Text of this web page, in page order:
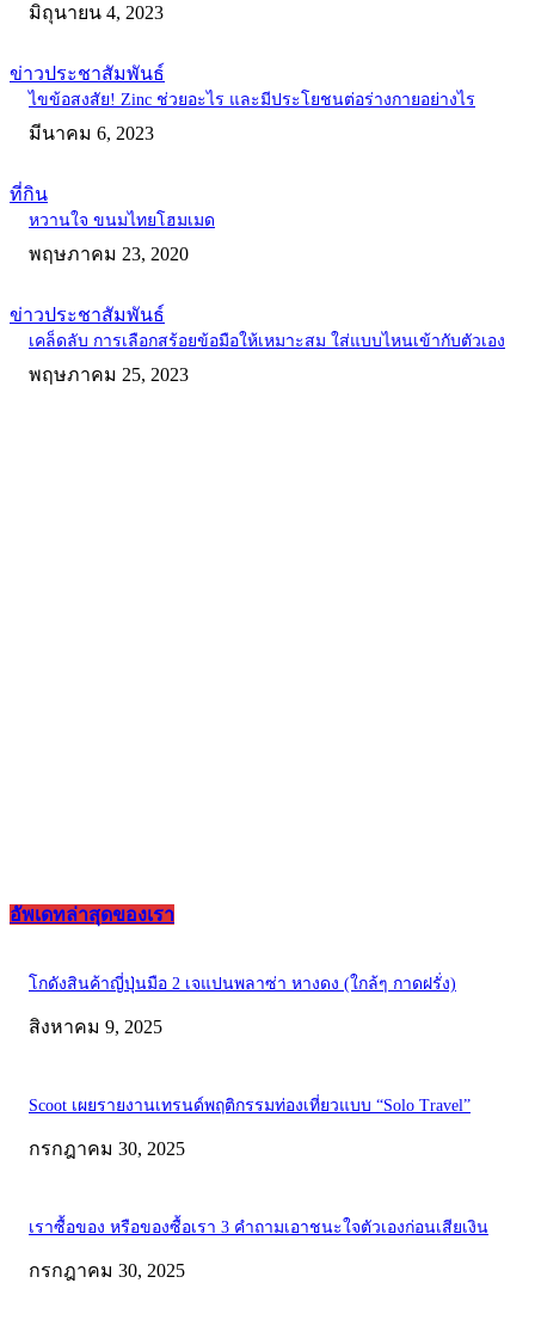
มิถุนายน 4, 2023
ข่าวประชาสัมพันธ์
ไขข้อสงสัย! Zinc ช่วยอะไร และมีประโยชนต่อร่างกายอย่างไร
มีนาคม 6, 2023
ที่กิน
หวานใจ ขนมไทยโฮมเมด
พฤษภาคม 23, 2020
ข่าวประชาสัมพันธ์
เคล็ดลับ การเลือกสร้อยข้อมือให้เหมาะสม ใส่แบบไหนเข้ากับตัวเอง
พฤษภาคม 25, 2023
อัพเดทล่าสุดของเรา
โกดังสินค้าญี่ปุ่นมือ 2 เจแปนพลาซ่า หางดง (ใกล้ๆ กาดฝรั่ง)
สิงหาคม 9, 2025
Scoot เผยรายงานเทรนด์พฤติกรรมท่องเที่ยวแบบ “Solo Travel”
กรกฎาคม 30, 2025
เราซื้อของ หรือของซื้อเรา 3 คำถามเอาชนะใจตัวเองก่อนเสียเงิน
กรกฎาคม 30, 2025